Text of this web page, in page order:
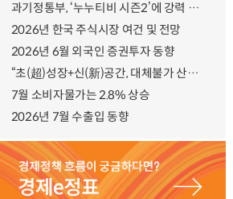
과기정통부, ‘누누티비 시즌2’에 강력 대응 의지 밝혀
2026년 한국 주식시장 여건 및 전망
2026년 6월 외국인 증권투자 동향
“초(超)성장+신(新)공간, 대체불가 산업강국”
7월 소비자물가는 2.8% 상승
2026년 7월 수출입 동향